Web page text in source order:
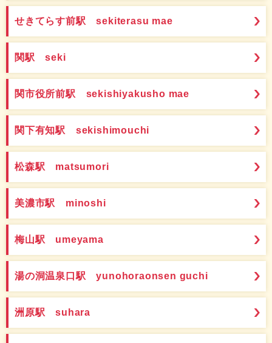
せきてらす前駅 sekiterasu mae
関駅 seki
関市役所前駅 sekishiyakusho mae
関下有知駅 sekishimouchi
松森駅 matsumori
美濃市駅 minoshi
梅山駅 umeyama
湯の洞温泉口駅 yunohoraonsen guchi
洲原駅 suhara